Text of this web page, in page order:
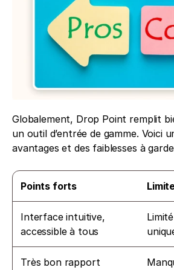
Globalement, Drop Point remplit
un outil d’entrée de gamme. Voici
avantages et des faiblesses à
Points forts
Interface intuitive,
accessible à tous
Très bon rapport